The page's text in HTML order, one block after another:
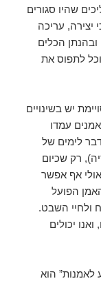
שהיו סגורים
יצירה, עריכה
הכלים
לתפוס את
יש בשינויים
עמדו
לימים של
רק שכיום
אף אפשר
הפועל
ולחיי השבט.
יכולים
לאמנות” הוא